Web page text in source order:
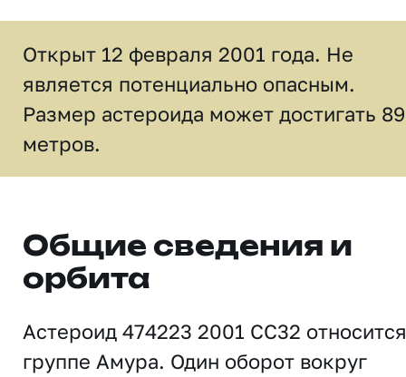
Открыт 12 февраля 2001 года. Не
является потенциально опасным.
Размер астероида может достигать
метров.
Общие сведения и
орбита
Астероид 474223 2001 CC32
группе Амура. Один оборот вокруг